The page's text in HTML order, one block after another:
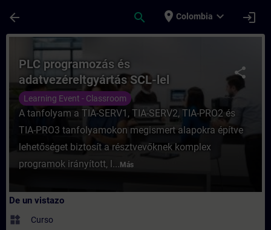
arrow_back search place Colombia expand_more login
Curso - PLC programozás és
share
PLC programozás és
adatvezéreltgyártás SCL-lel
Learning Event - Classroom
A tanfolyam a TIA-SERV1, TIA-SERV2, TIA-PRO2 és
TIA-PRO3 tanfolyamokon megismert alapokra építve
lehetőséget biztosít a résztvevőknek komplex
programok irányított, l... Más
De un vistazo
widgets Curso